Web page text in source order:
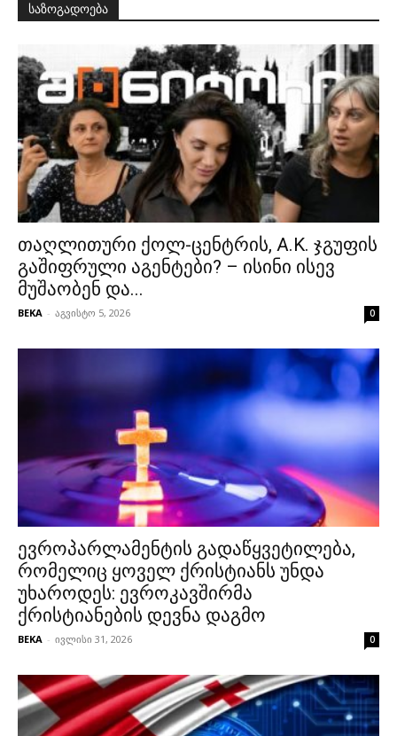
საზოგადოება
თაღლითური ქოლ-ცენტრის, A.K. ჯგუფის
გაშიფრული აგენტები? – ისინი ისევ
მუშაობენ და...
BEKA - აგვისტო 5, 2026 0
ევროპარლამენტის გადაწყვეტილება,
რომელიც ყოველ ქრისტიანს უნდა
უხაროდეს: ევროკავშირმა
ქრისტიანების დევნა დაგმო
BEKA - ივლისი 31, 2026 0